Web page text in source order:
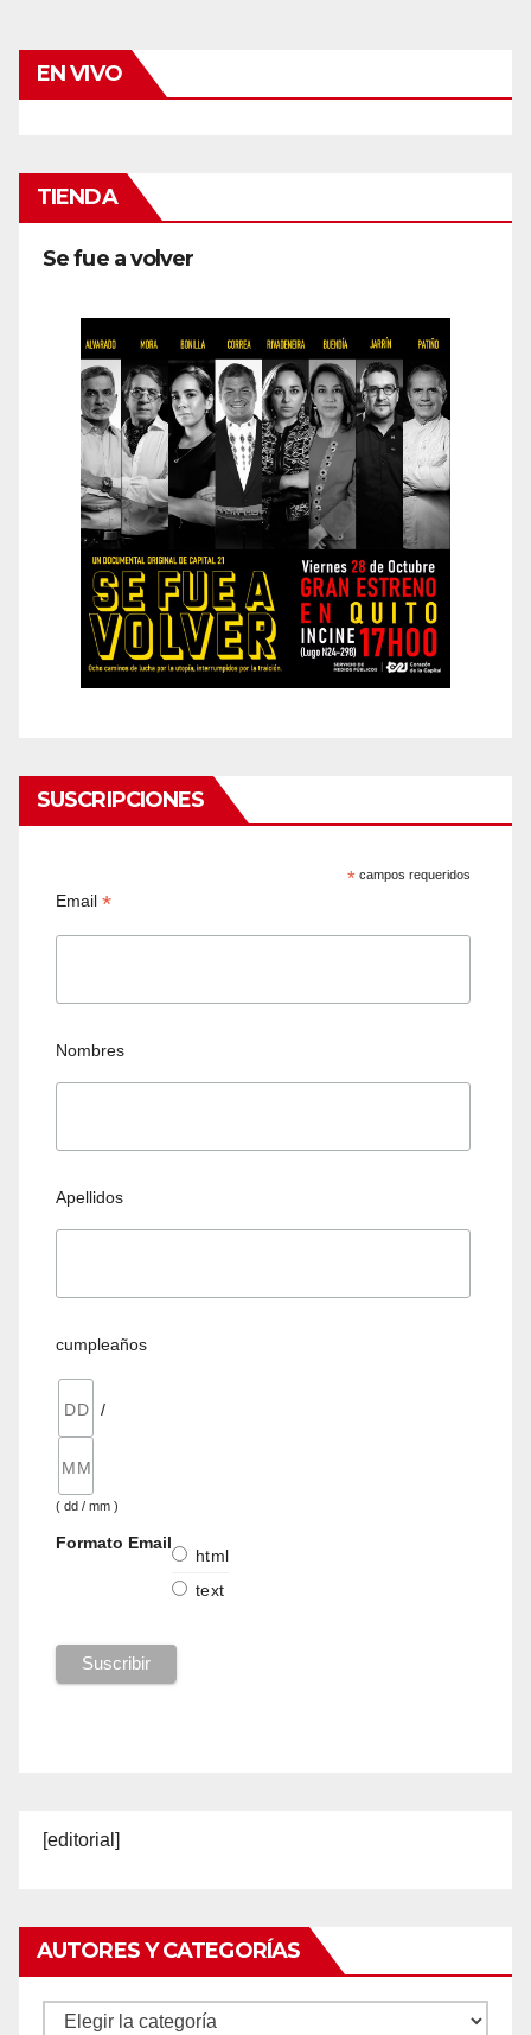
EN VIVO
TIENDA
Se fue a volver
SUSCRIPCIONES
* campos requeridos
Email*
Nombres
Apellidos
cumpleaños
/
( dd / mm )
Formato Email
html
text
[editorial]
AUTORES Y CATEGORÍAS
Autores